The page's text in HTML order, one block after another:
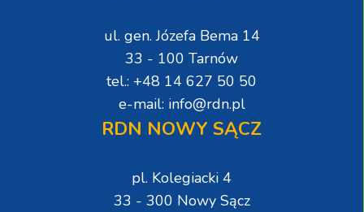
ul. gen. Józefa Bema 14
33 - 100 Tarnów
tel.: +48 14 627 50 50
e-mail: info@rdn.pl
RDN NOWY SĄCZ
pl. Kolegiacki 4
33 - 300 Nowy Sącz